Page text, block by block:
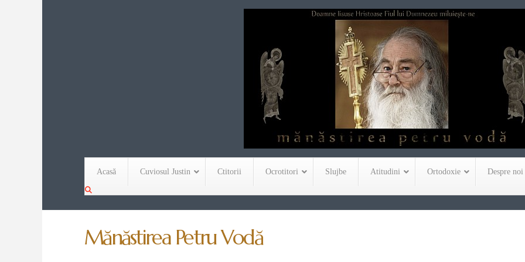
Acasă Cuviosul Justin Ctitorii Ocrotitori Slujbe Atitudini Ortodoxie Despre noi
Mănăstirea Petru Vodă